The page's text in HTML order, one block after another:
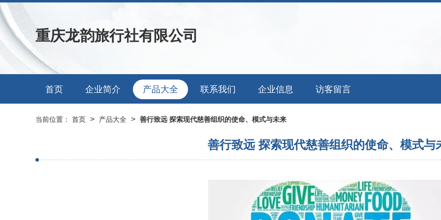
重庆龙韵旅行社有限公司
首页 企业简介 产品大全 联系我们 企业信息 访客留言
当前位置： 首页 > 产品大全 > 善行致远 探索现代慈善组织的使命、模式与未来
善行致远 探索现代慈善组织的使命、模式与